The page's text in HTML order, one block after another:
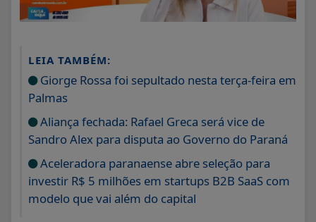
LEIA TAMBÉM:
Giorge Rossa foi sepultado nesta terça-feira em
Palmas
Aliança fechada: Rafael Greca será vice de
Sandro Alex para disputa ao Governo do Paraná
Aceleradora paranaense abre seleção para
investir R$ 5 milhões em startups B2B SaaS com
modelo que vai além do capital